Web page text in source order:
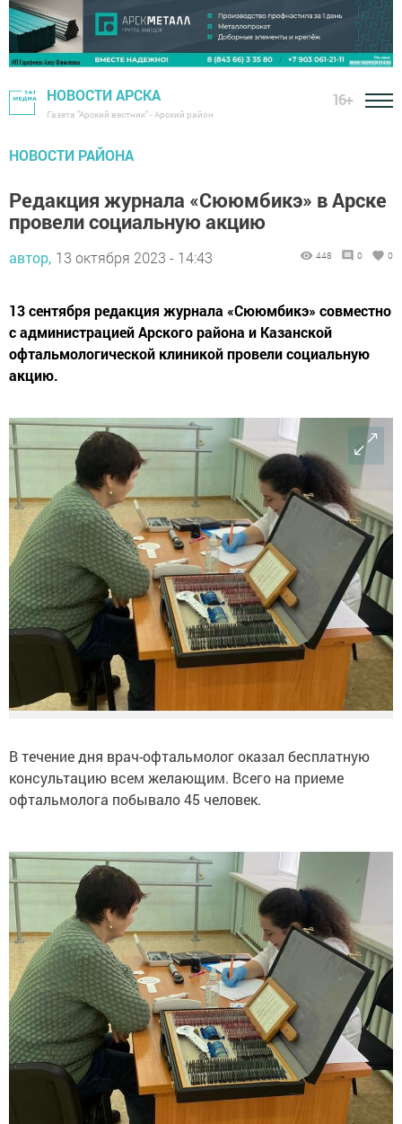
НОВОСТИ АРСКА
Газета "Арский вестник" - Арский район
16+
НОВОСТИ РАЙОНА
Редакция журнала «Сююмбикэ» в Арске
провели социальную акцию
автор, 13 октября 2023 - 14:43 448 0 0
13 сентября редакция журнала «Сююмбикэ» совместно
с администрацией Арского района и Казанской
офтальмологической клиникой провели социальную
акцию.
В течение дня врач-офтальмолог оказал бесплатную
консультацию всем желающим. Всего на приеме
офтальмолога побывало 45 человек.